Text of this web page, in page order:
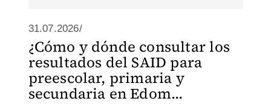
31.07.2026/
¿Cómo y dónde consultar los
resultados del SAID para
preescolar, primaria y
secundaria en Edom...